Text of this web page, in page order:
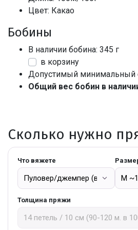
Цвет: Какао
Бобины
В наличии бобина: 345 г
в корзину
Допустимый минимальный
Общий вес бобин в
Сколько нужно
Что вяжете
Толщина пряжи